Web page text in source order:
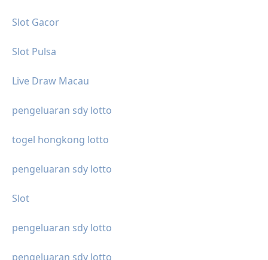
Slot Gacor
Slot Pulsa
Live Draw Macau
pengeluaran sdy lotto
togel hongkong lotto
pengeluaran sdy lotto
Slot
pengeluaran sdy lotto
pengeluaran sdy lotto